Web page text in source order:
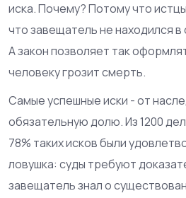
иска. Почему? Потому что
что завещатель не находился в
А закон позволяет так
человеку грозит смерть.
Самые успешные иски - от
обязательную долю. Из 1200
78% таких исков были
ловушка: суды требуют
завещатель знал о